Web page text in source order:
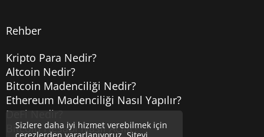
Rehber
Kripto Para Nedir?
Altcoin Nedir?
Bitcoin Madenciliği Nedir?
Ethereum Madenciliği Nasıl Yapılır?
DeFi Nedir?
Bitcoin Hesabı Nasıl Açılır?
Sizlere daha iyi hizmet verebilmek için